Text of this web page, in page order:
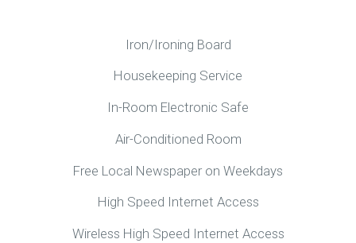
Iron/Ironing Board
Housekeeping Service
In-Room Electronic Safe
Air-Conditioned Room
Free Local Newspaper on Weekdays
High Speed Internet Access
Wireless High Speed Internet Access